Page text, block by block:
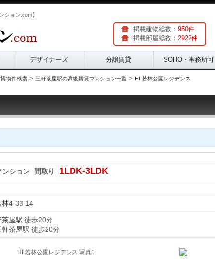
ション.com】
掲載建物総数： 950件
掲載部屋総数： 2922件
デザイナーズ 分譲賃貸 SOHO・事務所可
物件検索 > 三軒茶屋駅の高級賃貸マンション一覧 > HF若林公園レジデンス
ンション 間取り 1LDK-3LDK
林4-33-14
茶屋駅 徒歩20分
軒茶屋駅 徒歩20分